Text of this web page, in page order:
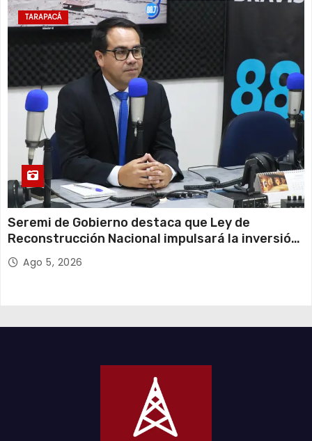
TARAPACÁ
Seremi de Gobierno destaca que Ley de
Reconstrucción Nacional impulsará la inversión
y el empleo en Tarapacá
Ago 5, 2026